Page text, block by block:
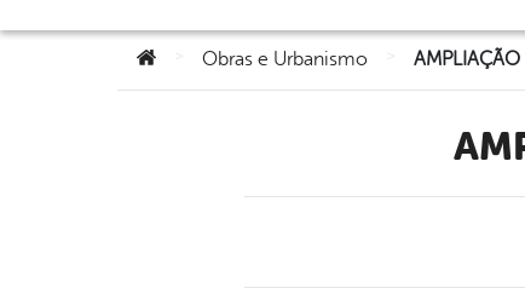
Você está aqui:Obras e Urbanismo